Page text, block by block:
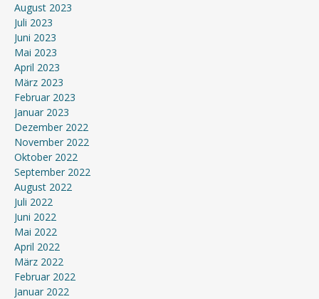
August 2023
Juli 2023
Juni 2023
Mai 2023
April 2023
März 2023
Februar 2023
Januar 2023
Dezember 2022
November 2022
Oktober 2022
September 2022
August 2022
Juli 2022
Juni 2022
Mai 2022
April 2022
März 2022
Februar 2022
Januar 2022